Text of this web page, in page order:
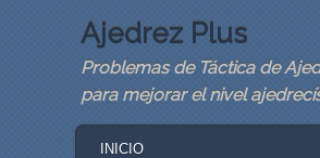
Ajedrez Plus
Problemas de Táctica de
para mejorar el nivel
SKIP TO PRIMARY CONTENT
SKIP TO SECONDARY CONTENT
INICIO